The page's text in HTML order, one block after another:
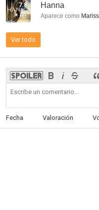
7.7
7.8 Hanna
Aparece como
Ver todo
Fecha Valoración